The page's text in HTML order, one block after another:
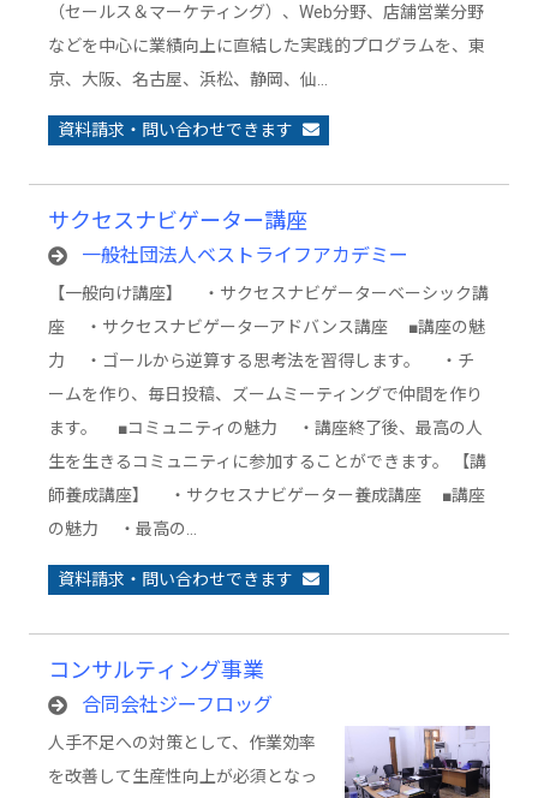
（セールス＆マーケティング）、Web分野、店舗営業分野
などを中心に業績向上に直結した実践的プログラムを、東
京、大阪、名古屋、浜松、静岡、仙…
資料請求・問い合わせできます
サクセスナビゲーター講座
一般社団法人ベストライフアカデミー
【一般向け講座】 ・サクセスナビゲーターベーシック講
座 ・サクセスナビゲーターアドバンス講座 ■講座の魅
力 ・ゴールから逆算する思考法を習得します。 ・チ
ームを作り、毎日投稿、ズームミーティングで仲間を作り
ます。 ■コミュニティの魅力 ・講座終了後、最高の人
生を生きるコミュニティに参加することができます。 【講
師養成講座】 ・サクセスナビゲーター養成講座 ■講座
の魅力 ・最高の…
資料請求・問い合わせできます
コンサルティング事業
合同会社ジーフロッグ
人手不足への対策として、作業効率
を改善して生産性向上が必須となっ